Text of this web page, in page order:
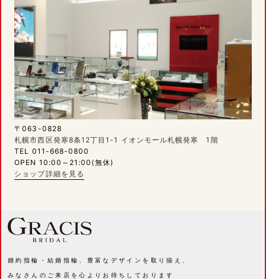
〒063-0828
札幌市西区発寒8条12丁目1-1 イオンモール札幌発寒 1階
TEL 011-668-0800
OPEN 10:00～21:00(無休)
ショップ詳細を見る
婚約指輪・結婚指輪、豊富なデザインを取り揃え、
みなさんのご来店を心よりお待ちしております